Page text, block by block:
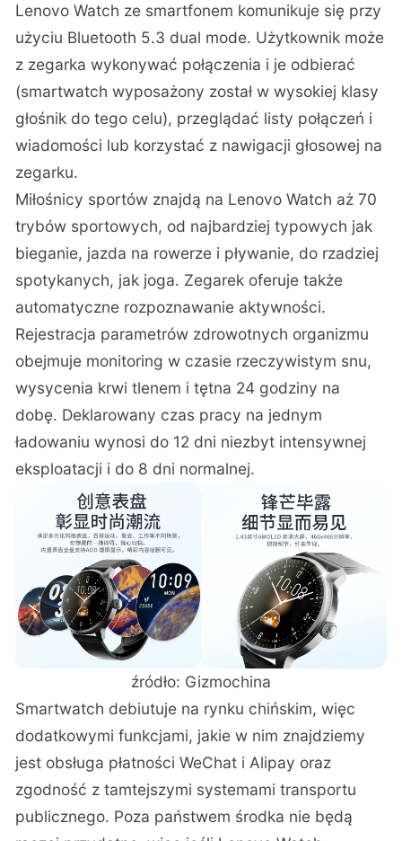
Lenovo Watch ze smartfonem komunikuje się przy
użyciu Bluetooth 5.3 dual mode. Użytkownik może
z zegarka wykonywać połączenia i je odbierać
(smartwatch wyposażony został w wysokiej klasy
głośnik do tego celu), przeglądać listy połączeń i
wiadomości lub korzystać z nawigacji głosowej na
zegarku.
Miłośnicy sportów znajdą na Lenovo Watch aż 70
trybów sportowych, od najbardziej typowych jak
bieganie, jazda na rowerze i pływanie, do rzadziej
spotykanych, jak joga. Zegarek oferuje także
automatyczne rozpoznawanie aktywności.
Rejestracja parametrów zdrowotnych organizmu
obejmuje monitoring w czasie rzeczywistym snu,
wysycenia krwi tlenem i tętna 24 godziny na
dobę. Deklarowany czas pracy na jednym
ładowaniu wynosi do 12 dni niezbyt intensywnej
eksploatacji i do 8 dni normalnej.
źródło: Gizmochina
Smartwatch debiutuje na rynku chińskim, więc
dodatkowymi funkcjami, jakie w nim znajdziemy
jest obsługa płatności WeChat i Alipay oraz
zgodność z tamtejszymi systemami transportu
publicznego. Poza państwem środka nie będą